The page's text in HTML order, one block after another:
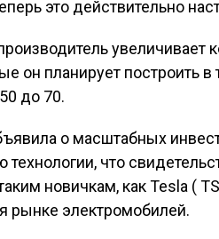
это действительно
увеличивает
он планирует построить
до 70.
о масштабных
технологии, что
новичкам, как Tesla (
рынке электромобилей.